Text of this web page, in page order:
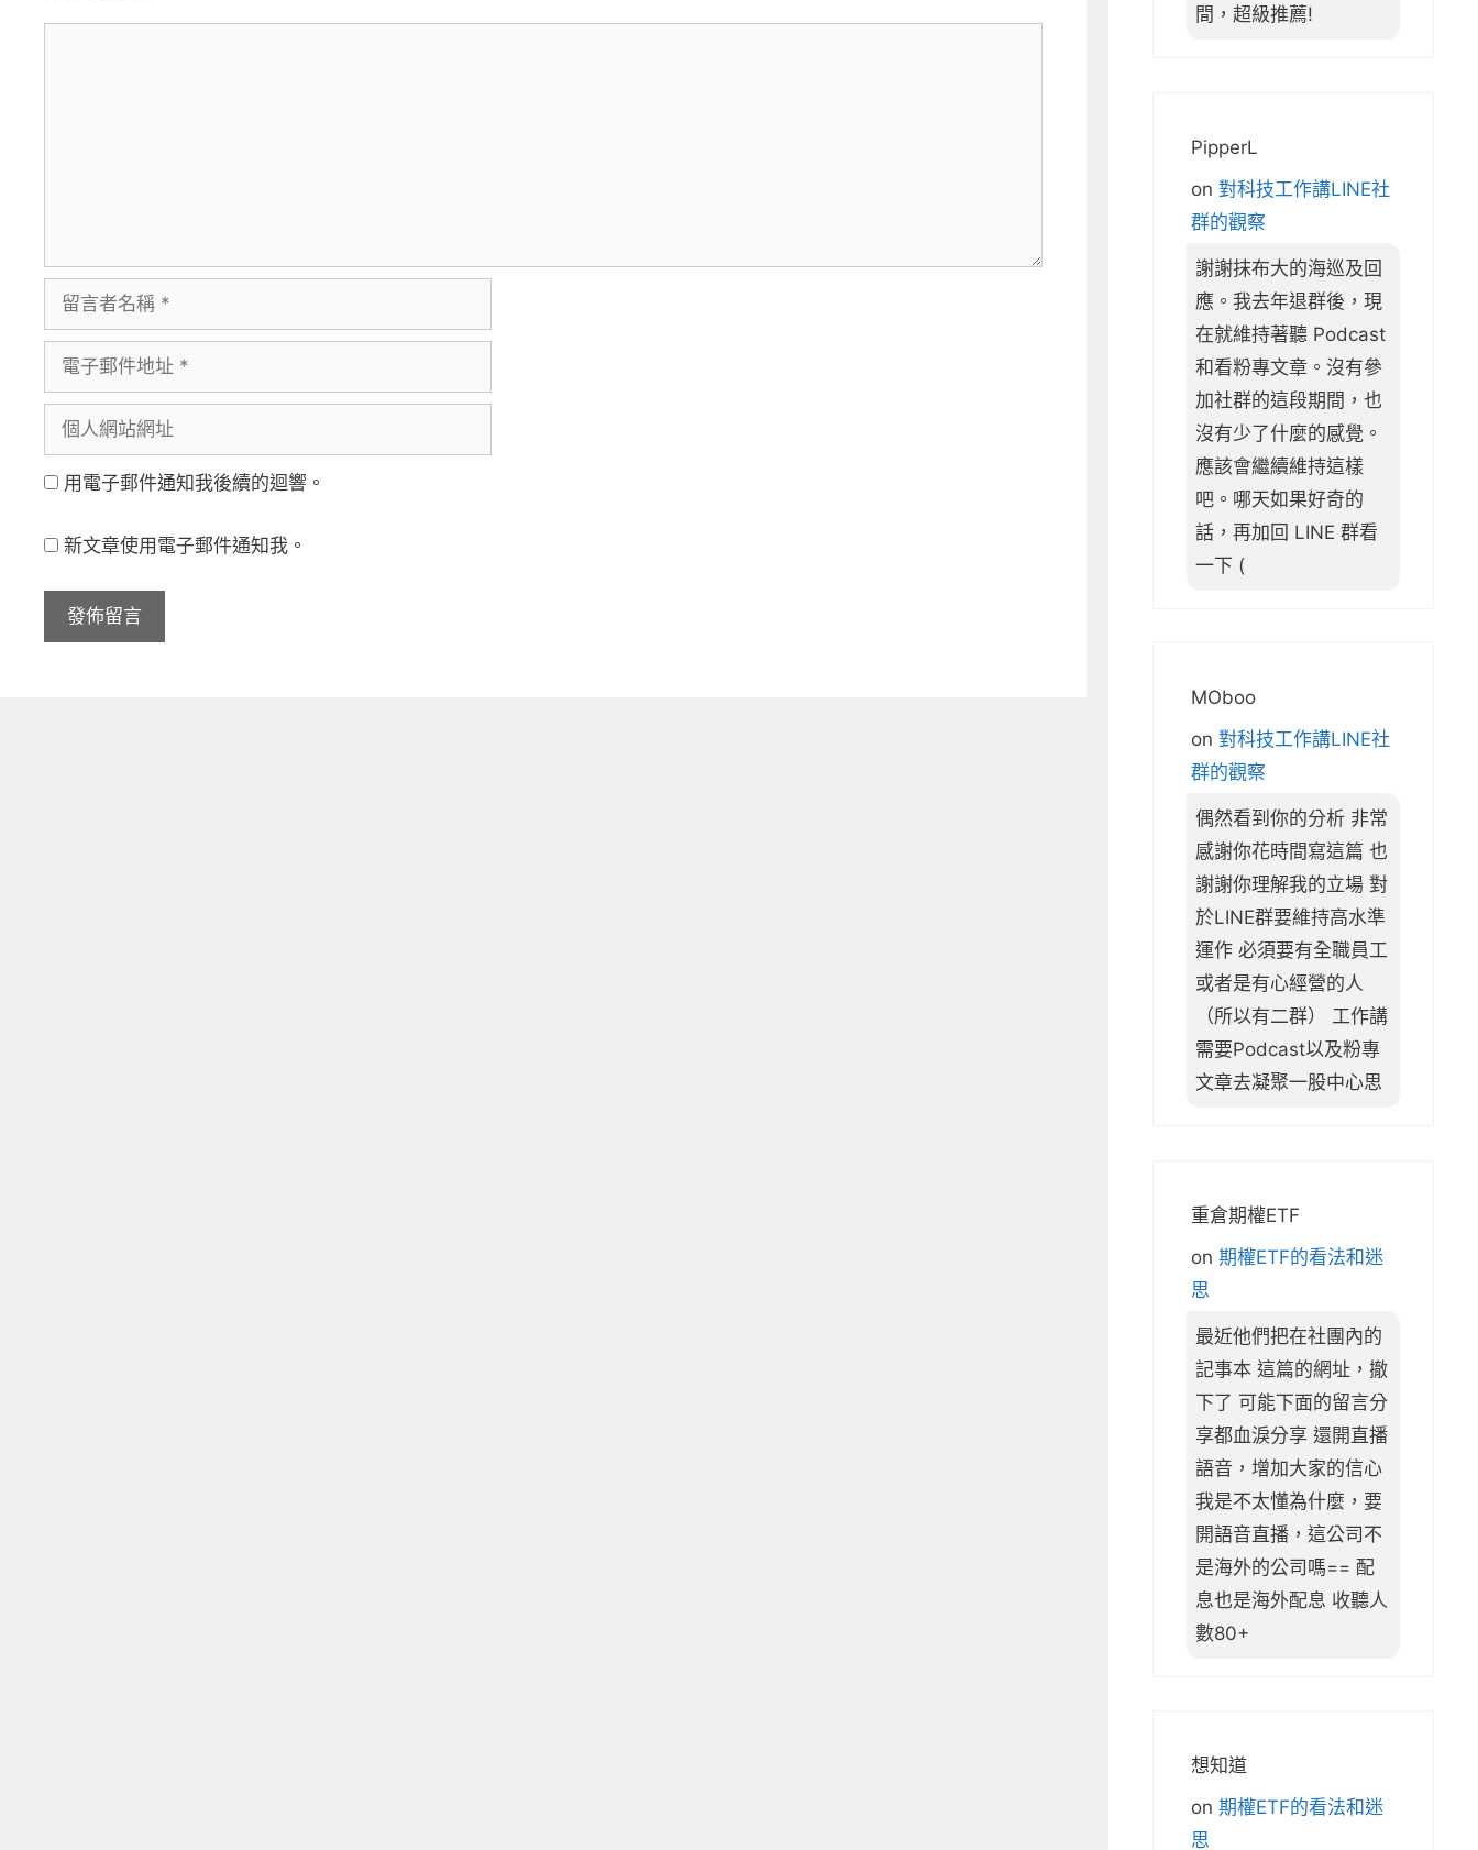
言
名
子
件
地
人
網
網
用電子郵件通知我後續的迴響。
新文章使用電子郵件通知我。
間，超級推薦!
PipperL
on 對科技工作講LINE社
群的觀察
謝謝抹布大的海巡及回
應。我去年退群後，現
在就維持著聽 Podcast
和看粉專文章。沒有參
加社群的這段期間，也
沒有少了什麼的感覺。
應該會繼續維持這樣
吧。哪天如果好奇的
話，再加回 LINE 群看
一下 (
MOboo
on 對科技工作講LINE社
群的觀察
偶然看到你的分析 非常
感謝你花時間寫這篇 也
謝謝你理解我的立場 對
於LINE群要維持高水準
運作 必須要有全職員工
或者是有心經營的人
（所以有二群） 工作講
需要Podcast以及粉專
文章去凝聚一股中心思
重倉期權ETF
on 期權ETF的看法和迷
思
最近他們把在社團內的
記事本 這篇的網址，撤
下了 可能下面的留言分
享都血淚分享 還開直播
語音，增加大家的信心
我是不太懂為什麼，要
開語音直播，這公司不
是海外的公司嗎== 配
息也是海外配息 收聽人
數80+
想知道
on 期權ETF的看法和迷
思